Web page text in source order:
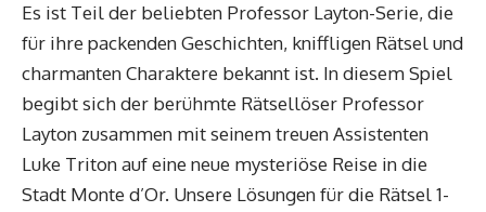
Es ist Teil der beliebten Professor Layton-Serie, die
für ihre packenden Geschichten, kniffligen Rätsel und
charmanten Charaktere bekannt ist. In diesem Spiel
begibt sich der berühmte Rätsellöser Professor
Layton zusammen mit seinem treuen Assistenten
Luke Triton auf eine neue mysteriöse Reise in die
Stadt Monte d’Or. Unsere Lösungen für die Rätsel 1-